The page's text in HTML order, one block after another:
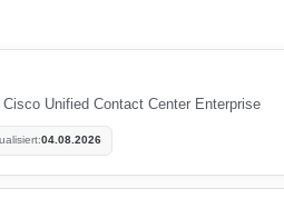
Unified Contact Center Enterprise
04.08.2026